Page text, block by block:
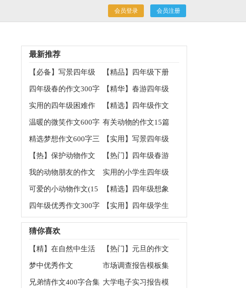
会员登录 会员注册
最新推荐
【必备】写景四年级
作文集锦6篇
【精品】四年级下册
校园作文四篇
四年级春的作文300字
锦集5篇
【精华】春游四年级
的作文集锦5篇
实用的四年级困难作
文锦集十篇
【精选】四年级作文
集合7篇
温暖的微笑作文600字
7篇
有关动物的作文15篇
精选梦想作文600字三
篇
【实用】写景四年级
作文集锦5篇
【热】保护动物作文
【热门】四年级春游
作文锦集十篇
我的动物朋友的作文
实用的小学生四年级
作文300字合集八篇
可爱的小动物作文(15
篇)
【精选】四年级想象
作文汇总10篇
四年级优秀作文300字
【实用】四年级学生
猜你喜欢
【精】在自然中生活
作文
【热门】元旦的作文
800字三篇
梦中优秀作文
市场调查报告模板集
锦7篇
兄弟情作文400字合集 大学电子实习报告模